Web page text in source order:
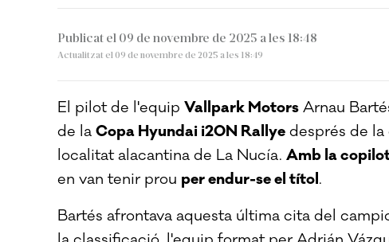
Publicat el 09 de novembre de 2025 a les 18:48
Actualitzat el 09 de novembre de 2025 a les 18:49
El pilot de l'equip Vallpark Motors Arnau
de la Copa Hyundai i20N Rallye després de
localitat alacantina de La Nucía. Amb la
en van tenir prou per endur-se el títol.
Bartés afrontava aquesta última cita del